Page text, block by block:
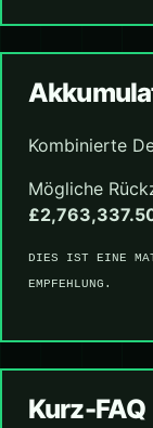
Kombinierte
Mögliche
DIES IST EINE
EMPFEHLUNG.
Kurz-FAQ